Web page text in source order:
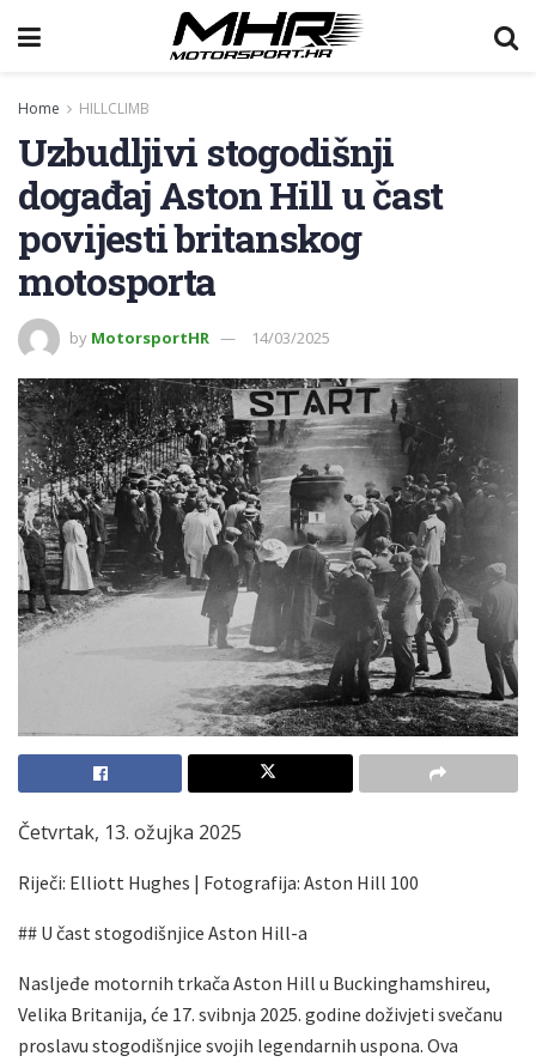
Home HILLCLIMB
Uzbudljivi stogodišnji
događaj Aston Hill u čast
povijesti britanskog
motosporta
by MotorsportHR 14/03/2025
Četvrtak, 13. ožujka 2025
Riječi: Elliott Hughes | Fotografija: Aston Hill 100
## U čast stogodišnjice Aston Hill-a
Nasljeđe motornih trkača Aston Hill u Buckinghamshireu,
Velika Britanija, će 17. svibnja 2025. godine doživjeti svečanu
proslavu stogodišnjice svojih legendarnih uspona. Ova